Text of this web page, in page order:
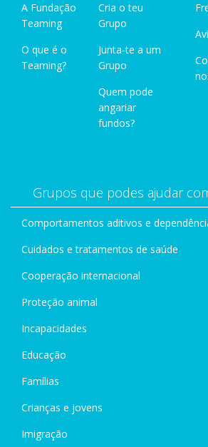
A Fundação
Teaming
O que é o
Teaming?
Cria o teu
Grupo
Junta-te a um
Grupo
Quem pode
angariar
fundos?
Grupos que podes ajudar
Comportamentos aditivos e
Cuidados e tratamentos de saúde
Cooperação internacional
Proteção animal
Incapacidades
Educação
Famílias
Crianças e jovens
Imigração